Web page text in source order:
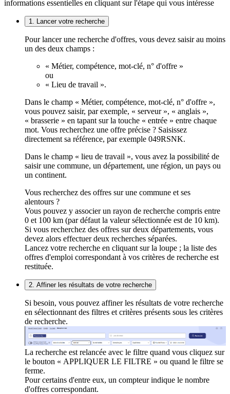
informations essentielles en cliquant sur l'étape qui vous intéresse
1. Lancer votre recherche
Pour lancer une recherche d'offres, vous devez saisir au moins
un des deux champs :
« Métier, compétence, mot-clé, n° d'offre »
ou
« Lieu de travail ».
Dans le champ « Métier, compétence, mot-clé, n° d'offre »,
vous pouvez saisir, par exemple, « serveur », « anglais »,
« brasserie » en tapant sur la touche « entrée » entre chaque
mot. Vous recherchez une offre précise ? Saisissez
directement sa référence, par exemple 049RSNK.
Dans le champ « lieu de travail », vous avez la possibilité de
saisir une commune, un département, une région, un pays ou
un continent.
Vous recherchez des offres sur une commune et ses
alentours ?
Vous pouvez y associer un rayon de recherche compris entre
0 et 100 km (par défaut la valeur sélectionnée est de 10 km).
Si vous recherchez des offres sur deux départements, vous
devez alors effectuer deux recherches séparées.
Lancez votre recherche en cliquant sur la loupe ; la liste des
offres d'emploi correspondant à vos critères de recherche est
restituée.
2. Affiner les résultats de votre recherche
Si besoin, vous pouvez affiner les résultats de votre recherche
en sélectionnant des filtres et critères présents sous les critères
de recherche.
La recherche est relancée avec le filtre quand vous cliquez sur
le bouton « APPLIQUER LE FILTRE » ou quand le filtre se
ferme.
Pour certains d'entre eux, un compteur indique le nombre
d'offres correspondant.